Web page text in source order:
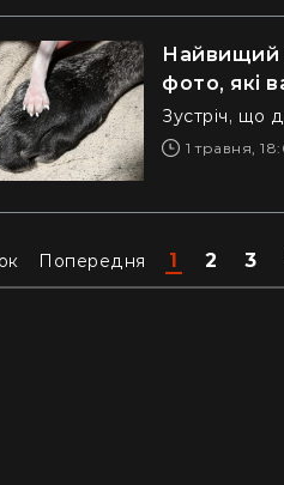
Найвищий
фото, які
Зустріч, що
1 травня,
Попередня 1 2 3